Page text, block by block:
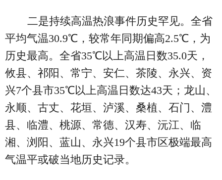
二是持续高温热浪事件历史罕见。全省
平均气温30.9℃，较常年同期偏高2.5℃，为
历史最高。全省35℃以上高温日数35.0天，
攸县、祁阳、常宁、安仁、茶陵、永兴、资
兴7个县市35℃以上高温日数达43天；龙山、
永顺、古丈、花垣、泸溪、桑植、石门、澧
县、临澧、桃源、常德、汉寿、沅江、临
湘、浏阳、蓝山、永兴19个县市区极端最高
气温平或破当地历史记录。